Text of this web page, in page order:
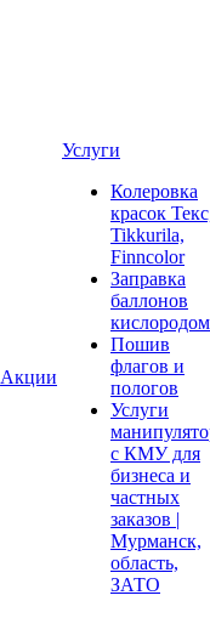
Акции
Услуги
Колеровка
красок
Tikkurila,
Finncolor
Заправка
баллонов
кислородом
Пошив
флагов и
пологов
Услуги
с КМУ для
бизнеса и
частных
заказов |
Мурманск,
область,
ЗАТО